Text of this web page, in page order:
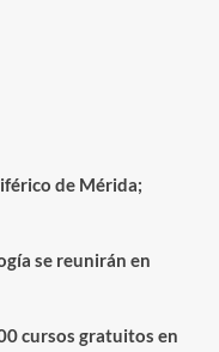
de Mérida;
se reunirán en
cursos gratuitos en